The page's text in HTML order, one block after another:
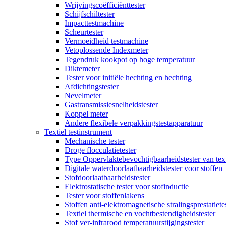
Wrijvingscoëfficiënttester
Schijfschiltester
Impacttestmachine
Scheurtester
Vermoeidheid testmachine
Vetoplossende Indexmeter
Tegendruk kookpot op hoge temperatuur
Diktemeter
Tester voor initiële hechting en hechting
Afdichtingstester
Nevelmeter
Gastransmissiesnelheidstester
Koppel meter
Andere flexibele verpakkingstestapparatuur
Textiel testinstrument
Mechanische tester
Droge flocculatietester
Type Oppervlaktebevochtigbaarheidstester van
Digitale waterdoorlaatbaarheidstester voor stoffen
Stofdoorlaatbaarheidstester
Elektrostatische tester voor stofinductie
Tester voor stoffenlakens
Stoffen anti-elektromagnetische
Textiel thermische en vochtbestendigheidstester
Stof ver-infrarood temperatuurstijgingstester